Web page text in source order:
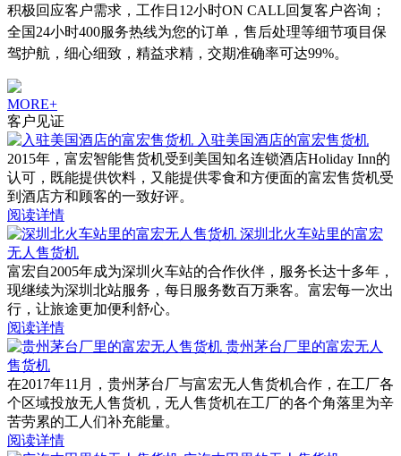
积极回应客户需求，工作日12小时ON CALL回复客户咨询；
全国24小时400服务热线为您的订单，售后处理等细节项目保
驾护航，细心细致，精益求精，交期准确率可达99%。
MORE+
客户见证
入驻美国酒店的富宏售货机
2015年，富宏智能售货机受到美国知名连锁酒店Holiday Inn的
认可，既能提供饮料，又能提供零食和方便面的富宏售货机受
到酒店方和顾客的一致好评。
阅读详情
深圳北火车站里的富宏
无人售货机
富宏自2005年成为深圳火车站的合作伙伴，服务长达十多年，
现继续为深圳北站服务，每日服务数百万乘客。富宏每一次出
行，让旅途更加便利舒心。
阅读详情
贵州茅台厂里的富宏无人
售货机
在2017年11月，贵州茅台厂与富宏无人售货机合作，在工厂各
个区域投放无人售货机，无人售货机在工厂的各个角落里为辛
苦劳累的工人们补充能量。
阅读详情